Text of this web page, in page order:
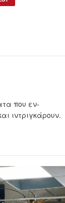
που εν-
ιντριγκάρουν.